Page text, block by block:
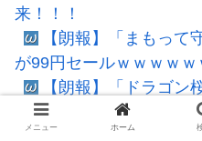
来！！！
【朗報】「まもって
が99円セールｗｗｗｗｗ
【朗報】「ドラゴン
円セールｗｗｗｗｗｗ
ント還元セール
メニュー ホーム